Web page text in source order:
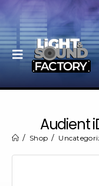
Audient
Shop